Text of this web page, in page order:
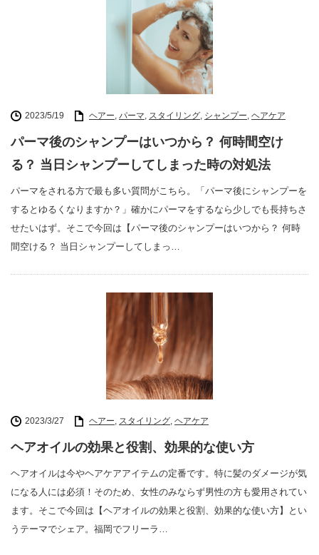
2023/5/19 ヘアー, パーマ, スタイリング, シャンプー, ヘアケア
パーマ後のシャンプーはいつから？ 何時間空け
る？ 当日シャンプーしてしまった時の対処法
パーマをされる方で最も多い質問がこちら。「パーマ後にシャンプーを
するとゆるくなりますか？」確かにパーマをするなら少しでも長持ちさ
せたいはず。そこで今回は【パーマ後のシャンプーはいつから？ 何時
間空ける？ 当日シャンプーしてしまっ…
2023/3/27 ヘアー, スタイリング, ヘアケア
ヘアオイルの効果と役割、効果的な使い方
ヘアオイルは今やヘアケアアイテムの定番です。特に髪のダメージが気
になる人には必須！そのため、女性のみならず男性の方も愛用されてい
ます。そこで今回は【ヘアオイルの効果と役割、効果的な使い方】とい
うテーマでシェア。福岡でフリーラ…